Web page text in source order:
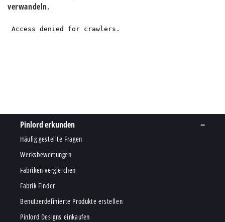
verwandeln.
Pinlord erkunden
Häufig gestellte Fragen
Werksbewertungen
Fabriken vergleichen
Fabrik Finder
Benutzerdefinierte Produkte erstellen
Pinlord Designs einkaufen